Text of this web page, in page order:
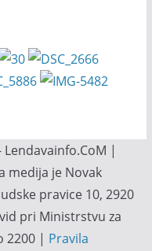
|
medija je Novak
pravice 10, 2920
pri Ministrstvu za
2200 | Pravila